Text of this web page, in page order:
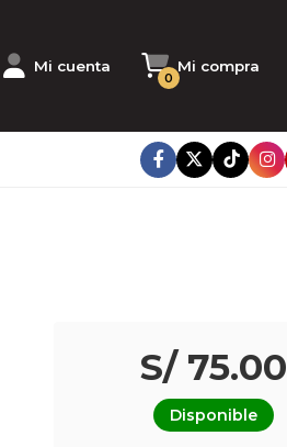
Mi cuenta Mi compra
0
S/ 75.00
Disponible